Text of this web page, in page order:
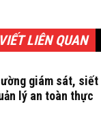
LIÊN QUAN
giám sát, siết
lý an toàn thực